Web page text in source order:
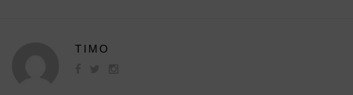
TIMO